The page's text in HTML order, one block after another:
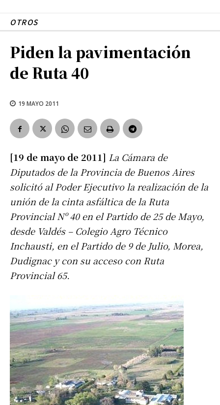
OTROS
Piden la pavimentación
de Ruta 40
19 MAYO 2011
[19 de mayo de 2011] La Cámara de
Diputados de la Provincia de Buenos Aires
solicitó al Poder Ejecutivo la realización de la
unión de la cinta asfáltica de la Ruta
Provincial Nº 40 en el Partido de 25 de Mayo,
desde Valdés – Colegio Agro Técnico
Inchausti, en el Partido de 9 de Julio, Morea,
Dudignac y con su acceso con Ruta
Provincial 65.